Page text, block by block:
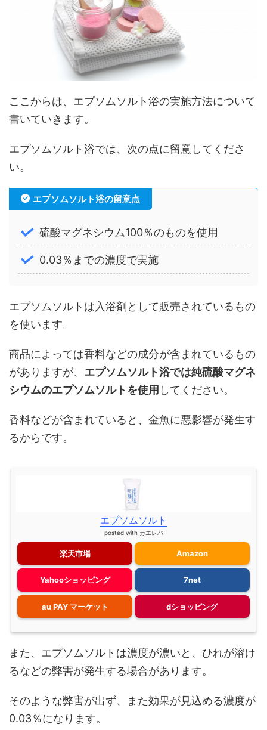
ここからは、エプソムソルト浴の実施方法について
書いていきます。
エプソムソルト浴では、次の点に留意してくださ
い。
エプソムソルト浴の留意点
硫酸マグネシウム100％のものを使用
0.03％までの濃度で実施
エプソムソルトは入浴剤として販売されているもの
を使います。
商品によっては香料などの成分が含まれているもの
がありますが、 エプソムソルト浴では純硫酸マグネ
シウムのエプソムソルトを使用 してください。
香料などが含まれていると、金魚に悪影響が発生す
るからです。
エプソムソルト
posted with カエレバ
楽天市場 Amazon
Yahooショッピング 7net
au PAY マーケット dショッピング
また、エプソムソルトは濃度が濃いと、ひれが溶け
るなどの弊害が発生する場合があります。
そのような弊害が出ず、また効果が見込める濃度が
0.03％になります。